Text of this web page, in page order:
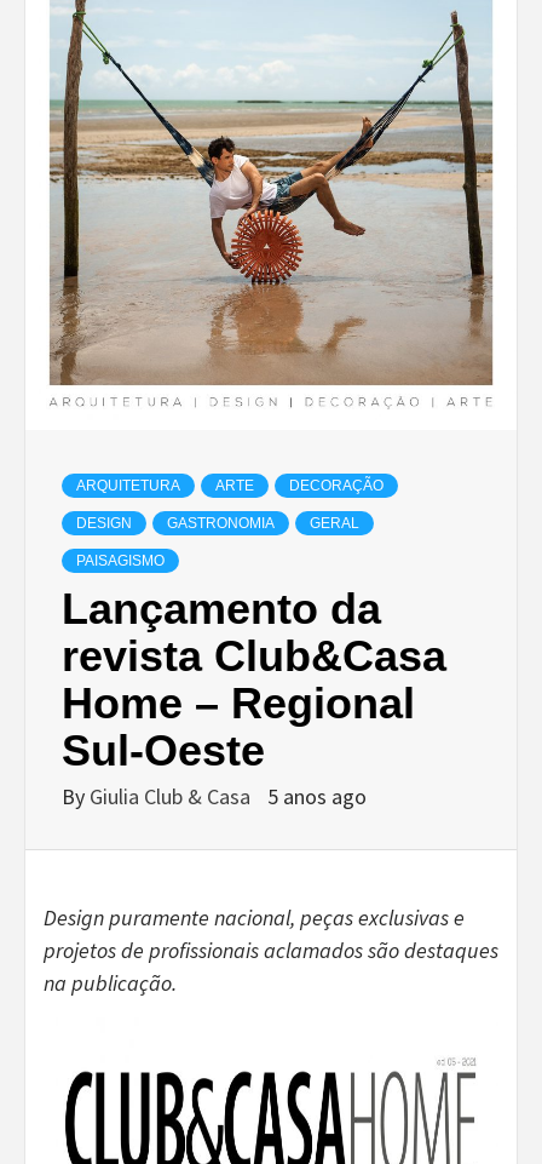
ARQUITETURA ARTE DECORAÇÃO
DESIGN GASTRONOMIA GERAL
PAISAGISMO
Lançamento da
revista Club&Casa
Home – Regional
Sul-Oeste
By Giulia Club & Casa 5 anos ago
Design puramente nacional, peças exclusivas e
projetos de profissionais aclamados são destaques
na publicação.